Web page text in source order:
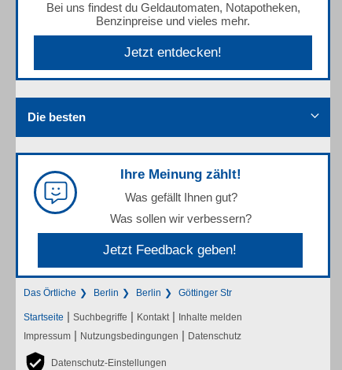
Bei uns findest du Geldautomaten, Notapotheken,
Benzinpreise und vieles mehr.
Jetzt entdecken!
Die besten
Ihre Meinung zählt!
Was gefällt Ihnen gut?
Was sollen wir verbessern?
Jetzt Feedback geben!
Das Örtliche Berlin Berlin Göttinger Str
Startseite | Suchbegriffe | Kontakt | Inhalte melden
Impressum | Nutzungsbedingungen | Datenschutz
Datenschutz-Einstellungen